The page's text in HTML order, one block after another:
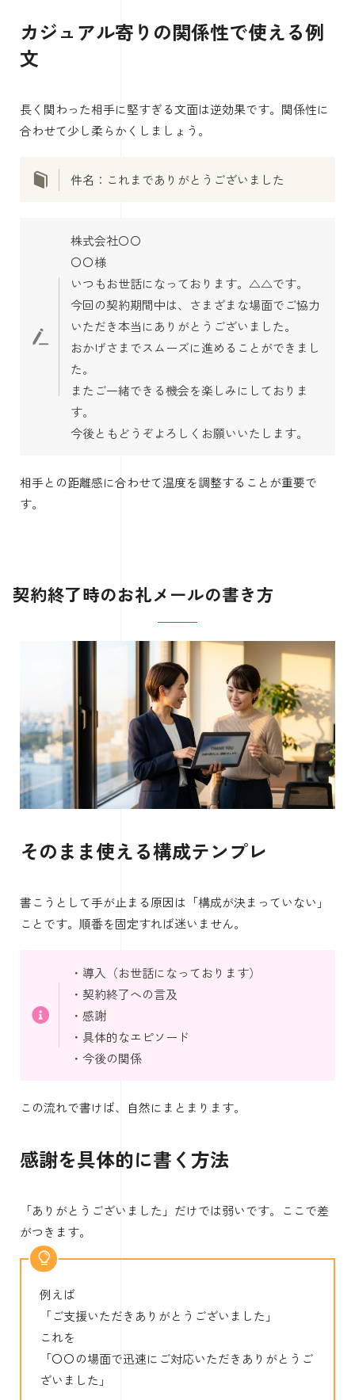
カジュアル寄りの関係性で使える例
文
長く関わった相手に堅すぎる文面は逆効果です。関係性に
合わせて少し柔らかくしましょう。
件名：これまでありがとうございました
株式会社〇〇
〇〇様
いつもお世話になっております。△△です。
今回の契約期間中は、さまざまな場面でご協力
いただき本当にありがとうございました。
おかげさまでスムーズに進めることができまし
た。
またご一緒できる機会を楽しみにしておりま
す。
今後ともどうぞよろしくお願いいたします。
相手との距離感に合わせて温度を調整することが重要で
す。
契約終了時のお礼メールの書き方
そのまま使える構成テンプレ
書こうとして手が止まる原因は「構成が決まっていない」
ことです。順番を固定すれば迷いません。
・導入（お世話になっております）
・契約終了への言及
・感謝
・具体的なエピソード
・今後の関係
この流れで書けば、自然にまとまります。
感謝を具体的に書く方法
「ありがとうございました」だけでは弱いです。ここで差
がつきます。
例えば
「ご支援いただきありがとうございました」
これを
「〇〇の場面で迅速にご対応いただきありがとうご
ざいました」